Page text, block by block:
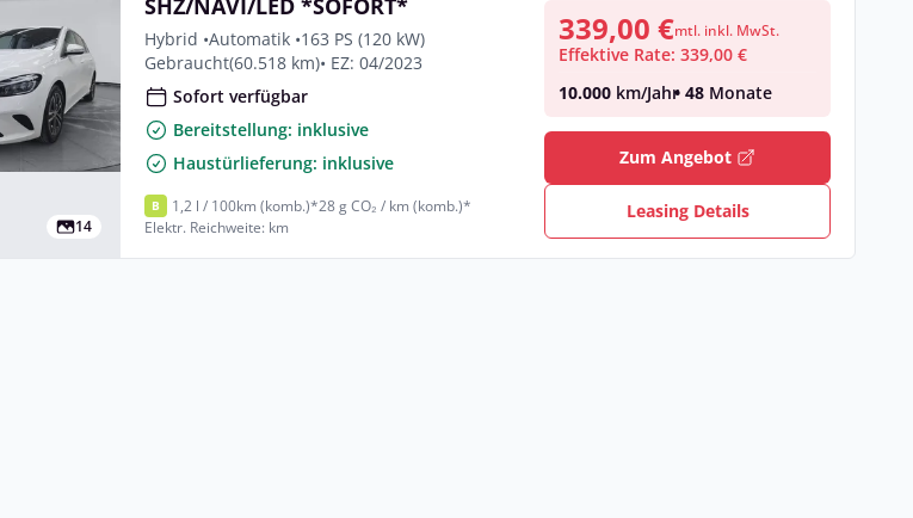
14
SHZ/NAVI/LED *SOFORT*
Hybrid •Automatik •163 PS (120 kW)
Gebraucht(60.518 km)• EZ: 04/2023
Sofort verfügbar
Bereitstellung: inklusive
Haustürlieferung: inklusive
B 1,2 l / 100km (komb.)*28 g CO₂ / km (komb.)*
Elektr. Reichweite: km
339,00 €mtl. inkl. MwSt.
Effektive Rate: 339,00 €
10.000 km/Jahr• 48 Monate
Zum Angebot
Leasing Details